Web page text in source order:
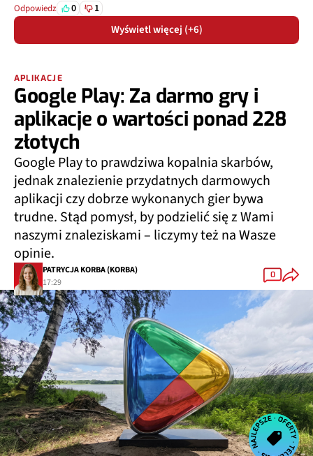
Odpowiedz 0 1
Wyświetl więcej (+6)
APLIKACJE
Google Play: Za darmo gry i
aplikacje o wartości ponad 228
złotych
Google Play to prawdziwa kopalnia skarbów,
jednak znalezienie przydatnych darmowych
aplikacji czy dobrze wykonanych gier bywa
trudne. Stąd pomysł, by podzielić się z Wami
naszymi znaleziskami – liczymy też na Wasze
opinie.
PATRYCJA KORBA (KORBA)
17:29
0